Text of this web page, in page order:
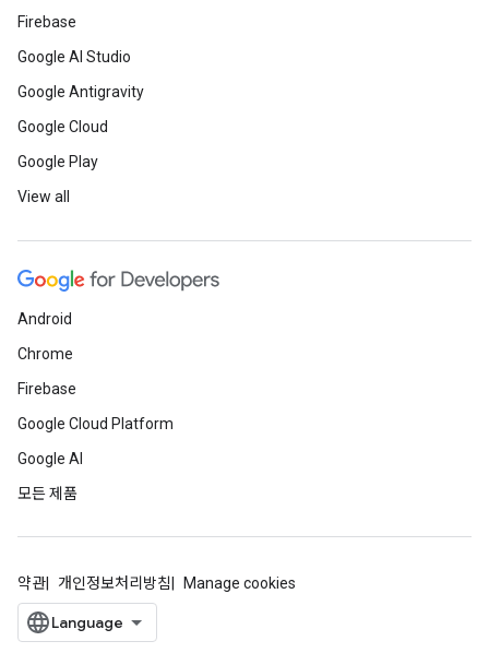
Firebase
Google AI Studio
Google Antigravity
Google Cloud
Google Play
View all
Android
Chrome
Firebase
Google Cloud Platform
Google AI
모든 제품
약관 개인정보처리방침 Manage cookies